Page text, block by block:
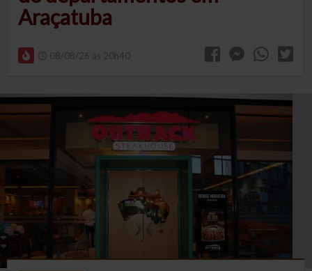
Araçatuba
08/08/26 às 20h40